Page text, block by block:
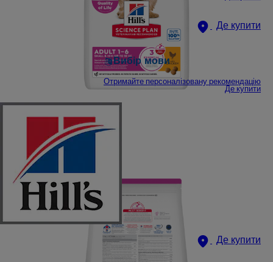
Де купити
Вибір мови
Отримайте персоналізовану рекомендацію
Де купити
Де купити